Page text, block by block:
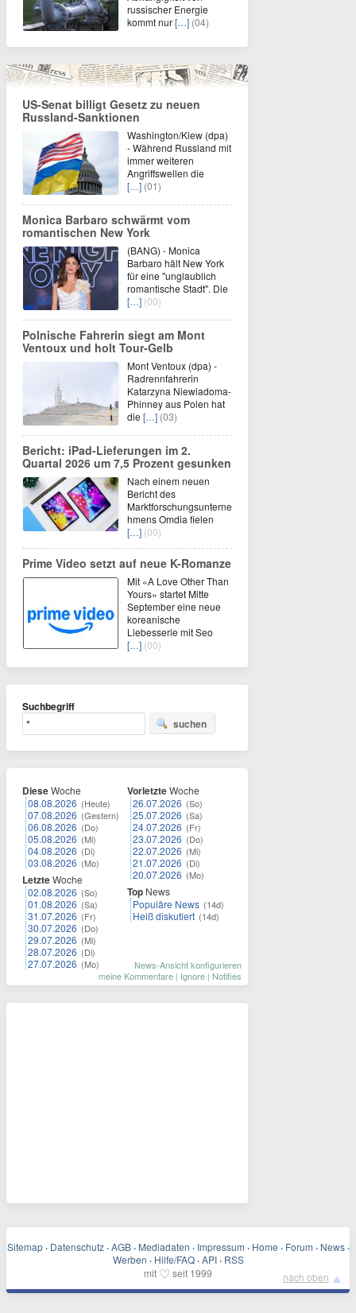
russischer Energie
kommt nur[…] (04)
US-Senat billigt Gesetz zu neuen
Russland-Sanktionen
Washington/Kiew (dpa)
- Während Russland mit
immer weiteren
Angriffswellen die
[…] (01)
Monica Barbaro schwärmt vom
romantischen New York
(BANG) - Monica
Barbaro hält New York
für eine "unglaublich
romantische Stadt". Die
[…] (00)
Polnische Fahrerin siegt am Mont
Ventoux und holt Tour-Gelb
Mont Ventoux (dpa) -
Radrennfahrerin
Katarzyna Niewiadoma-
Phinney aus Polen hat
die […] (03)
Bericht: iPad-Lieferungen im 2.
Quartal 2026 um 7,5 Prozent gesunken
Nach einem neuen
Bericht des
Marktforschungsunterne
hmens Omdia fielen
[…] (00)
Prime Video setzt auf neue K-Romanze
Mit «A Love Other Than
Yours» startet Mitte
September eine neue
koreanische
Liebesserie mit Seo
[…] (00)
Suchbegriff
suchen
DieseWoche
08.08.2026 (Heute)
07.08.2026 (Gestern)
06.08.2026 (Do)
05.08.2026 (Mi)
04.08.2026 (Di)
03.08.2026 (Mo)
LetzteWoche
02.08.2026 (So)
01.08.2026 (Sa)
31.07.2026 (Fr)
30.07.2026 (Do)
29.07.2026 (Mi)
28.07.2026 (Di)
27.07.2026 (Mo)
VorletzteWoche
26.07.2026 (So)
25.07.2026 (Sa)
24.07.2026 (Fr)
23.07.2026 (Do)
22.07.2026 (Mi)
21.07.2026 (Di)
20.07.2026 (Mo)
Top News
Populäre News (14d)
Heiß diskutiert (14d)
News-Ansicht konfigurieren
meine Kommentare | Ignore | Notifies
Sitemap · Datenschutz · AGB · Mediadaten · Impressum · Home · Forum · News ·
Werben · Hilfe/FAQ · API · RSS
mit ♡ seit 1999 nach oben ▲